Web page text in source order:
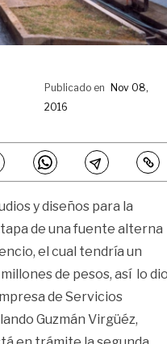
Publicado en Nov 08,
2016
y diseños para la
de una fuente alterna
el cual tendría un
de pesos, así lo
de Servicios
Guzmán Virgüéz,